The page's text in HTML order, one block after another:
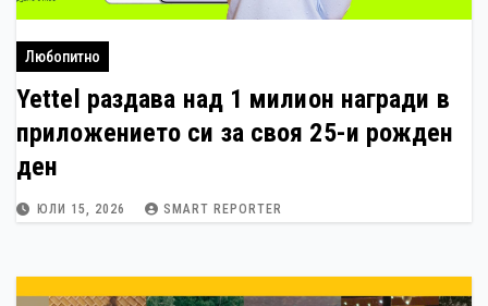
Любопитно
Yettel раздава над 1 милион награди в
приложението си за своя 25-и рожден
ден
ЮЛИ 15, 2026 SMART REPORTER